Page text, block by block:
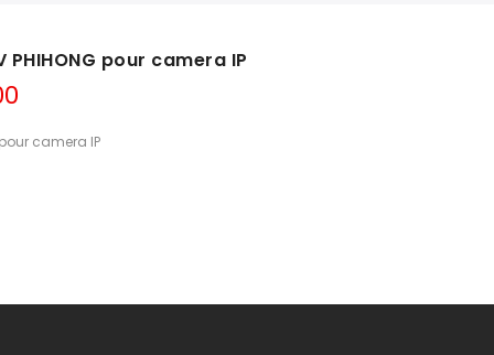
PHIHONG pour camera IP
actuel
pour camera IP